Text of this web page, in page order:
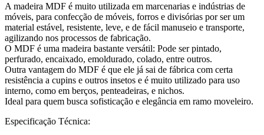
A madeira MDF é muito utilizada em marcenarias e indústrias de
móveis, para confecção de móveis, forros e divisórias por ser um
material estável, resistente, leve, e de fácil manuseio e transporte,
agilizando nos processos de fabricação.
O MDF é uma madeira bastante versátil: Pode ser pintado,
perfurado, encaixado, emoldurado, colado, entre outros.
Outra vantagem do MDF é que ele já sai de fábrica com certa
resistência a cupins e outros insetos e é muito utilizado para uso
interno, como em berços, penteadeiras, e nichos.
Ideal para quem busca sofisticação e elegância em ramo moveleiro.
Especificação Técnica: